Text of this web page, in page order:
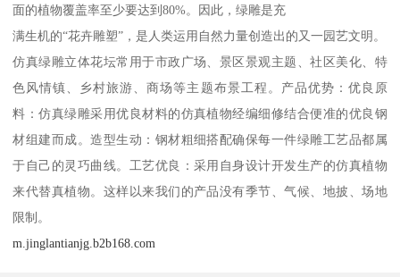
面的植物覆盖率至少要达到80%。因此，绿雕是充
满生机的“花卉雕塑”，是人类运用自然力量创造出的又一园艺文明。
仿真绿雕立体花坛常用于市政广场、景区景观主题、社区美化、特
色风情镇、乡村旅游、商场等主题布景工程。产品优势：优良原
料：仿真绿雕采用优良材料的仿真植物经编细修结合便准的优良钢
材组建而成。造型生动：钢材粗细搭配确保每一件绿雕工艺品都属
于自己的灵巧曲线。工艺优良：采用自身设计开发生产的仿真植物
来代替真植物。这样以来我们的产品没有季节、气候、地披、场地
限制。
m.jinglantianjg.b2b168.com